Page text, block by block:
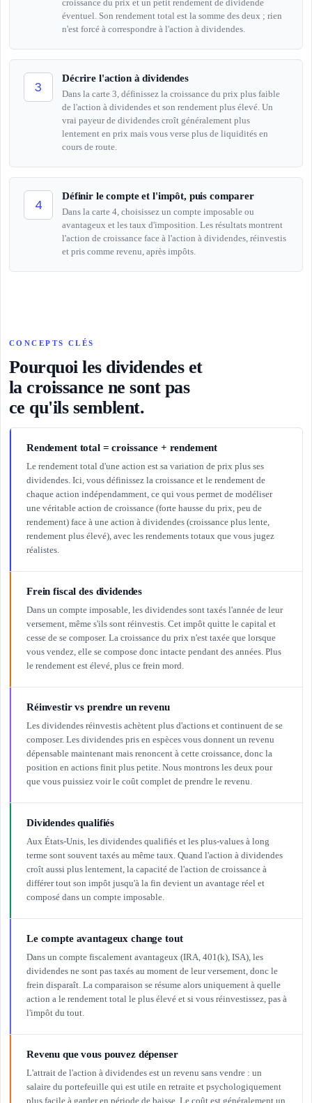
croissance du prix et un petit rendement de dividende
éventuel. Son rendement total est la somme des deux ; rien
n'est forcé à correspondre à l'action à dividendes.
3
Décrire l'action à dividendes
Dans la carte 3, définissez la croissance du prix plus faible
de l'action à dividendes et son rendement plus élevé. Un
vrai payeur de dividendes croît généralement plus
lentement en prix mais vous verse plus de liquidités en
cours de route.
4
Définir le compte et l'impôt, puis comparer
Dans la carte 4, choisissez un compte imposable ou
avantageux et les taux d'imposition. Les résultats montrent
l'action de croissance face à l'action à dividendes, réinvestis
et pris comme revenu, après impôts.
CONCEPTS CLÉS
Pourquoi les dividendes et
la croissance ne sont pas
ce qu'ils semblent.
Rendement total = croissance + rendement
Le rendement total d'une action est sa variation de prix plus ses
dividendes. Ici, vous définissez la croissance et le rendement de
chaque action indépendamment, ce qui vous permet de modéliser
une véritable action de croissance (forte hausse du prix, peu de
rendement) face à une action à dividendes (croissance plus lente,
rendement plus élevé), avec les rendements totaux que vous jugez
réalistes.
Frein fiscal des dividendes
Dans un compte imposable, les dividendes sont taxés l'année de leur
versement, même s'ils sont réinvestis. Cet impôt quitte le capital et
cesse de se composer. La croissance du prix n'est taxée que lorsque
vous vendez, elle se compose donc intacte pendant des années. Plus
le rendement est élevé, plus ce frein mord.
Réinvestir vs prendre un revenu
Les dividendes réinvestis achètent plus d'actions et continuent de se
composer. Les dividendes pris en espèces vous donnent un revenu
dépensable maintenant mais renoncent à cette croissance, donc la
position en actions finit plus petite. Nous montrons les deux pour
que vous puissiez voir le coût complet de prendre le revenu.
Dividendes qualifiés
Aux États-Unis, les dividendes qualifiés et les plus-values à long
terme sont souvent taxés au même taux. Quand l'action à dividendes
croît aussi plus lentement, la capacité de l'action de croissance à
différer tout son impôt jusqu'à la fin devient un avantage réel et
composé dans un compte imposable.
Le compte avantageux change tout
Dans un compte fiscalement avantageux (IRA, 401(k), ISA), les
dividendes ne sont pas taxés au moment de leur versement, donc le
frein disparaît. La comparaison se résume alors uniquement à quelle
action a le rendement total le plus élevé et si vous réinvestissez, pas à
l'impôt du tout.
Revenu que vous pouvez dépenser
L'attrait de l'action à dividendes est un revenu sans vendre : un
salaire du portefeuille qui est utile en retraite et psychologiquement
plus facile à garder en période de baisse. Le coût est généralement un